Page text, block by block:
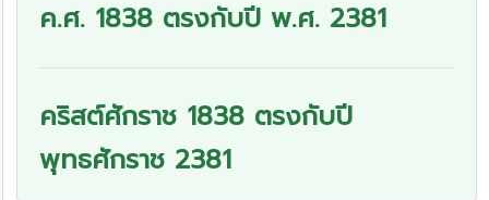
ค.ศ. 1838 ตรงกับปี พ.ศ. 2381
คริสต์ศักราช 1838 ตรงกับปี
พุทธศักราช 2381